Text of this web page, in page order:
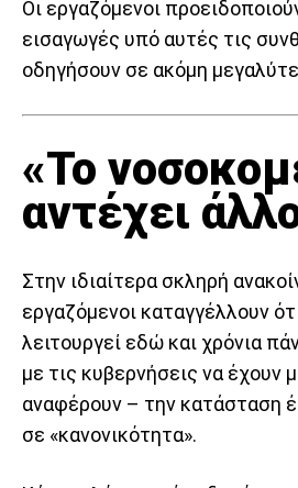
Οι εργαζόμενοι
εισαγωγές υπό αυτές τις
οδηγήσουν σε ακόμη
«Το
αντέχει
Στην ιδιαίτερα σκληρή
εργαζόμενοι καταγγέλλουν
λειτουργεί εδώ και χρόνια
με τις κυβερνήσεις να έχουν
αναφέρουν – την κατάσταση
σε «κανονικότητα».